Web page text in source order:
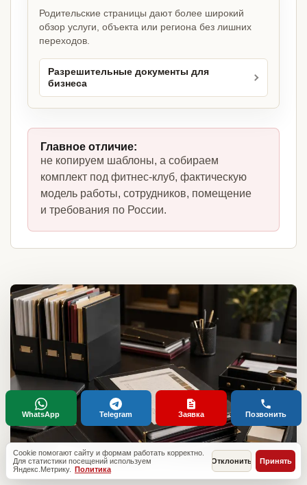
Родительские страницы дают более широкий
обзор услуги, объекта или региона без лишних
переходов.
Разрешительные документы для
бизнеса
Главное отличие:
не копируем шаблоны, а собираем
комплект под фитнес-клуб, фактическую
модель работы, сотрудников, помещение
и требования по России.
Cookie помогают сайту и формам работать корректно.
Для статистики посещений используем
Яндекс.Метрику. Политика
Отклонить Принять
WhatsApp Telegram Заявка Позвонить